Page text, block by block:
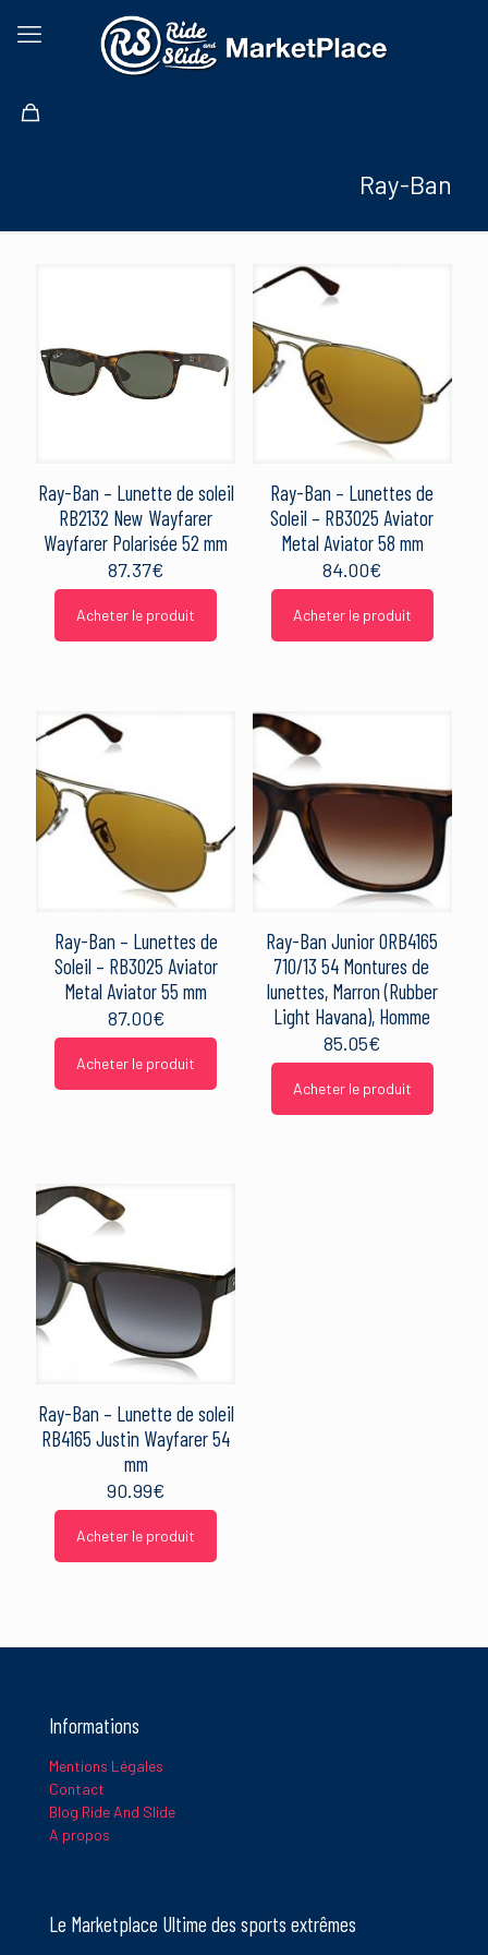
Ray-Ban
Ray-Ban – Lunette de soleil
RB2132 New Wayfarer
Wayfarer Polarisée 52 mm
87.37€
Acheter le produit
Ray-Ban – Lunettes de
Soleil – RB3025 Aviator
Metal Aviator 58 mm
84.00€
Acheter le produit
Ray-Ban – Lunettes de
Soleil – RB3025 Aviator
Metal Aviator 55 mm
87.00€
Acheter le produit
Ray-Ban Junior 0RB4165
710/13 54 Montures de
lunettes, Marron (Rubber
Light Havana), Homme
85.05€
Acheter le produit
Ray-Ban – Lunette de soleil
RB4165 Justin Wayfarer 54
mm
90.99€
Acheter le produit
Informations
Mentions Légales
Contact
Blog Ride And Slide
A propos
Le Marketplace Ultime des sports extrêmes